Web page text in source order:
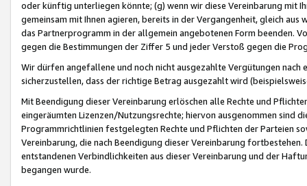
oder künftig unterliegen könnte; (g) wenn wir diese Vereinbarung mit
gemeinsam mit Ihnen agieren, bereits in der Vergangenheit, gleich
das Partnerprogramm in der allgemein angebotenen Form beenden.
gegen die Bestimmungen der Ziffer 5 und jeder Verstoß gegen die
Wir dürfen angefallene und noch nicht ausgezahlte Vergütungen
sicherzustellen, dass der richtige Betrag ausgezahlt wird
Mit Beendigung dieser Vereinbarung erlöschen alle Rechte und
eingeräumten Lizenzen/Nutzungsrechte; hiervon ausgenommen sind
Programmrichtlinien festgelegten Rechte und Pflichten der Parteien
Vereinbarung, die nach Beendigung dieser Vereinbarung
entstandenen Verbindlichkeiten aus dieser Vereinbarung und der
begangen wurde.